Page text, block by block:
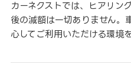
カーネクストでは、ヒアリン
後の減額は一切ありません。
心してご利用いただける環境